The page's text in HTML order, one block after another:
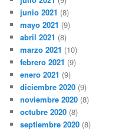
junio 2021 (8)
mayo 2021 (9)
abril 2021 (8)
marzo 2021 (10)
febrero 2021 (9)
enero 2021 (9)
diciembre 2020 (9)
noviembre 2020 (8)
octubre 2020 (8)
septiembre 2020 (8)